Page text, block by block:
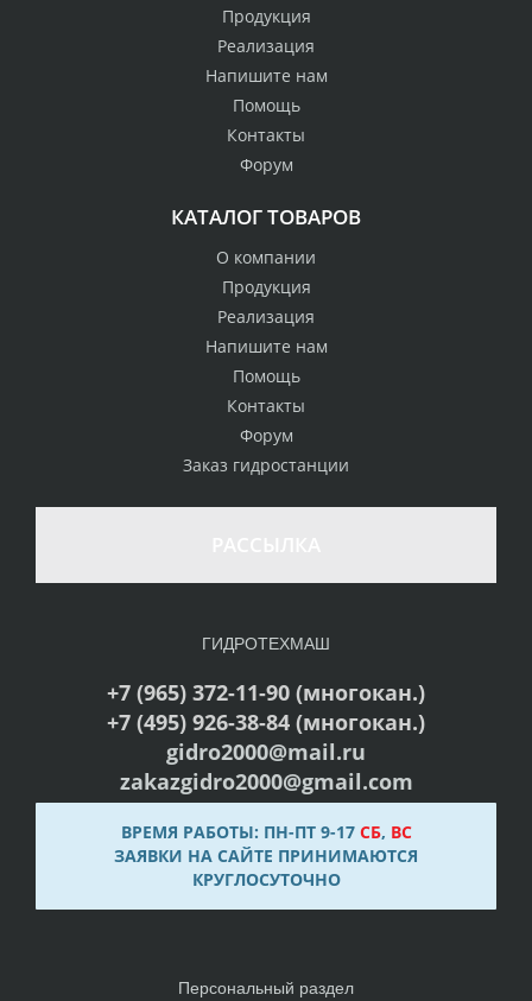
Продукция
Реализация
Напишите нам
Помощь
Контакты
Форум
КАТАЛОГ ТОВАРОВ
О компании
Продукция
Реализация
Напишите нам
Помощь
Контакты
Форум
Заказ гидростанции
ГИДРОТЕХМАШ
+7 (965) 372-11-90 (многокан.)
+7 (495) 926-38-84 (многокан.)
gidro2000@mail.ru
zakazgidro2000@gmail.com
ВРЕМЯ РАБОТЫ: ПН-ПТ 9-17 СБ, ВС
ЗАЯВКИ НА САЙТЕ ПРИНИМАЮТСЯ
КРУГЛОСУТОЧНО
Персональный раздел